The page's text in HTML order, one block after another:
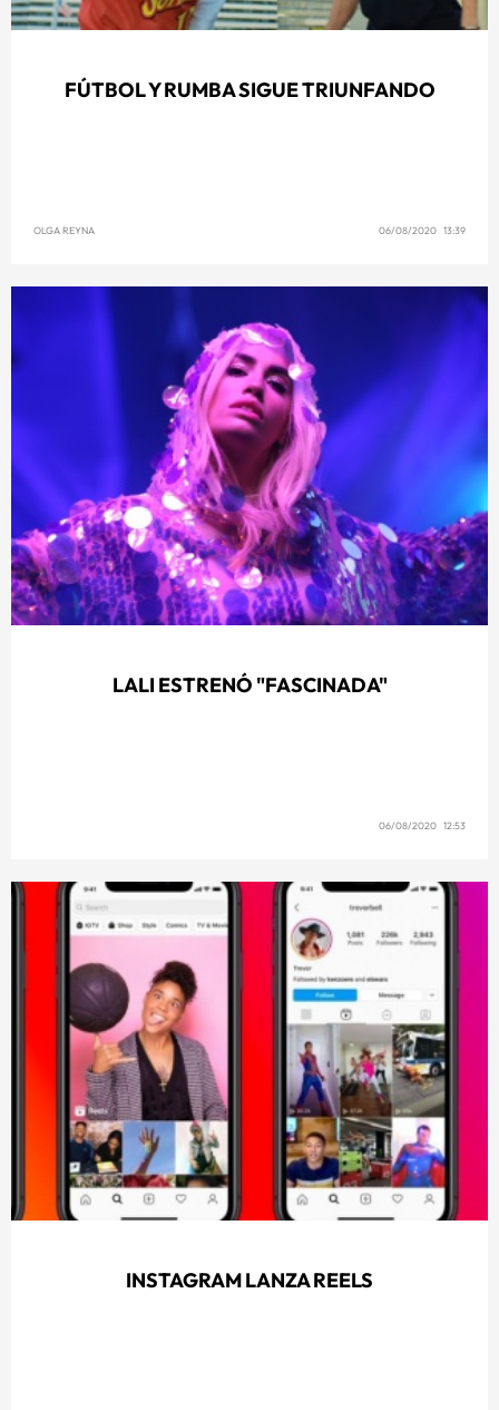
FÚTBOL Y RUMBA SIGUE TRIUNFANDO
OLGA REYNA 06/08/2020 13:39
LALI ESTRENÓ "FASCINADA"
06/08/2020 12:53
INSTAGRAM LANZA REELS